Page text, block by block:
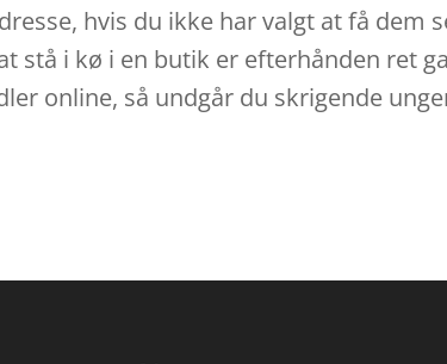
hvis du ikke har valgt at få dem
stå i kø i en butik er efterhånden ret
online, så undgår du skrigende